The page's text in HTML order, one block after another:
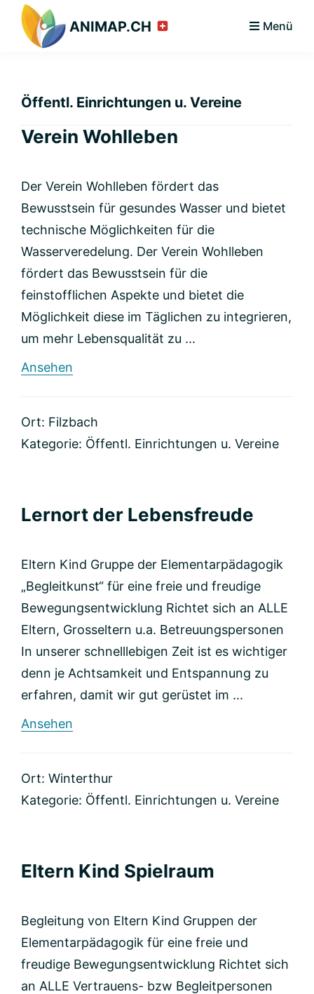
Hauptnavigation
Zum
Inhalt
SeitenspalteANIMAP.CH Menü
Öffentl. Einrichtungen u. Vereine
Verein Wohlleben
Der Verein Wohlleben fördert das
Bewusstsein für gesundes Wasser und bietet
technische Möglichkeiten für die
Wasserveredelung. Der Verein Wohlleben
fördert das Bewusstsein für die
feinstofflichen Aspekte und bietet die
Möglichkeit diese im Täglichen zu integrieren,
um mehr Lebensqualität zu ...
Ansehen
Ort: Filzbach
Kategorie: Öffentl. Einrichtungen u. Vereine
Lernort der Lebensfreude
Eltern Kind Gruppe der Elementarpädagogik
„Begleitkunst“ für eine freie und freudige
Bewegungsentwicklung Richtet sich an ALLE
Eltern, Grosseltern u.a. Betreuungspersonen
In unserer schnelllebigen Zeit ist es wichtiger
denn je Achtsamkeit und Entspannung zu
erfahren, damit wir gut gerüstet im ...
Ansehen
Ort: Winterthur
Kategorie: Öffentl. Einrichtungen u. Vereine
Eltern Kind Spielraum
Begleitung von Eltern Kind Gruppen der
Elementarpädagogik für eine freie und
freudige Bewegungsentwicklung Richtet sich
an ALLE Vertrauens- bzw Begleitpersonen